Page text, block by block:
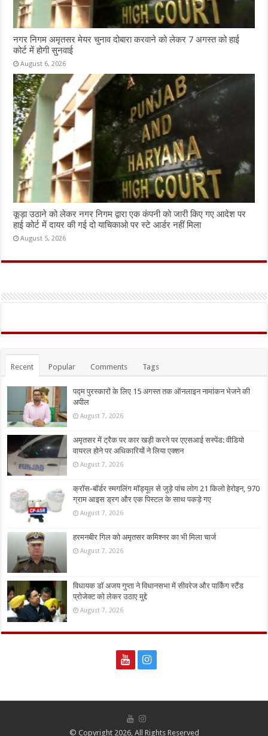
नगर निगम अमृतसर मेयर चुनाव दोबारा करवाने को लेकर 7 अगस्त को हाई
कोर्ट में होगी सुनवाई
August 6, 2026
कूड़ा उठाने को लेकर नगर निगम द्वारा एक कंपनी को जारी किए गए आदेश पर
हाई कोर्ट में दायर की गई दो याचिकाओ पर स्टे आर्डर नहीं मिला
August 5, 2026
Recent Popular Comments Tags
पद्म पुरस्कारों के लिए 15 अगस्त तक ऑनलाइन नामांकन भेजने की
अपील
August 7, 2026
अमृतसर में ट्रैक पर कार खड़ी करने पर एएसआई सस्पेंड: वीडियो
वायरल होने पर अधिकारियों ने लिया एक्शन
August 7, 2026
क्रॉस-बॉर्डर स्मगलिंग मॉड्यूल से जुड़े पांच लोग 21 किलो हेरोइन, 970
ग्राम आइस ड्रग और एक पिस्टल के साथ पकड़े गए
August 7, 2026
हरमनबीर गिल को अमृतसर कमिश्नर का भी मिला चार्ज
August 7, 2026
विधायक डॉ अजय गुप्ता ने विधानसभा में सीवरेज और पार्किंग स्टैंड
प्रोजेक्ट को लेकर उठाए मुद्दे
August 7, 2026
© Copyright 2026, All Rights Reserved